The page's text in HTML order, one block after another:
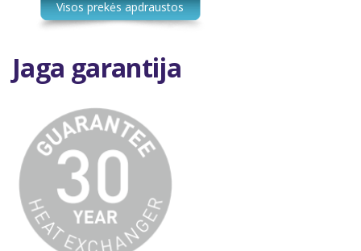
Jaga garantija